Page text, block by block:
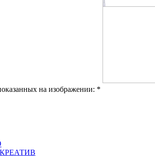
на изображении: *